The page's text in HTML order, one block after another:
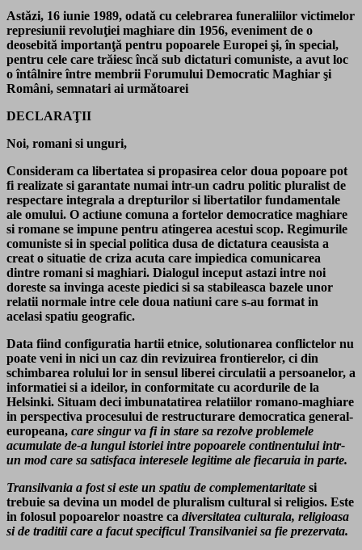
Astăzi, 16 iunie 1989, odată cu celebrarea funeraliilor victimelor
represiunii revoluţiei maghiare din 1956, eveniment de o
deosebită importanţă pentru popoarele Europei şi, în special,
pentru cele care trăiesc încă sub dictaturi comuniste, a avut loc
o întâlnire între membrii Forumului Democratic Maghiar şi
Români, semnatari ai următoarei
DECLARAŢII
Noi, romani si unguri,
Consideram ca libertatea si propasirea celor doua popoare pot
fi realizate si garantate numai intr-un cadru politic pluralist de
respectare integrala a drepturilor si libertatilor fundamentale
ale omului. O actiune comuna a fortelor democratice maghiare
si romane se impune pentru atingerea acestui scop. Regimurile
comuniste si in special politica dusa de dictatura ceausista a
creat o situatie de criza acuta care impiedica comunicarea
dintre romani si maghiari. Dialogul inceput astazi intre noi
doreste sa invinga aceste piedici si sa stabileasca bazele unor
relatii normale intre cele doua natiuni care s-au format in
acelasi spatiu geografic.
Data fiind configuratia hartii etnice, solutionarea conflictelor nu
poate veni in nici un caz din revizuirea frontierelor, ci din
schimbarea rolului lor in sensul liberei circulatii a persoanelor, a
informatiei si a ideilor, in conformitate cu acordurile de la
Helsinki. Situam deci imbunatatirea relatiilor romano-maghiare
in perspectiva procesului de restructurare democratica general-
europeana, care singur va fi in stare sa rezolve problemele
acumulate de-a lungul istoriei intre popoarele continentului intr-
un mod care sa satisfaca interesele legitime ale fiecaruia in parte.
Transilvania a fost si este un spatiu de complementaritate si
trebuie sa devina un model de pluralism cultural si religios. Este
in folosul popoarelor noastre ca diversitatea culturala, religioasa
si de traditii care a facut specificul Transilvaniei sa fie prezervata.